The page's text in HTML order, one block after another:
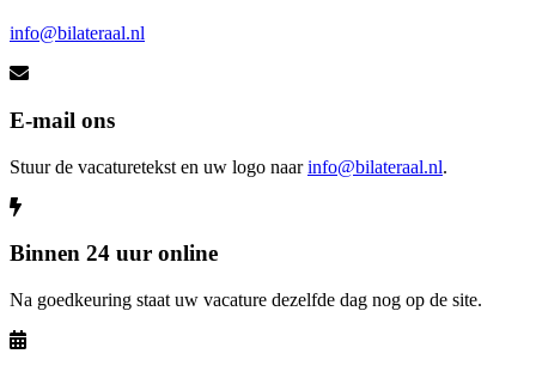
info@bilateraal.nl
E-mail ons
Stuur de vacaturetekst en uw logo naarinfo@bilateraal.nl.
Binnen 24 uur online
Na goedkeuring staat uw vacature dezelfde dag nog op de site.